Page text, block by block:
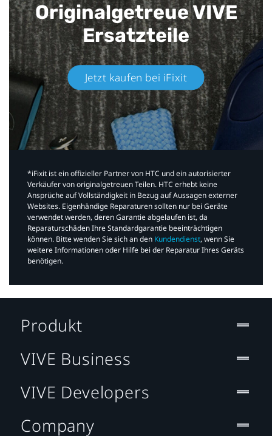
Originalgetreue VIVE
Ersatzteile
Jetzt kaufen bei iFixit​
*iFixit ist ein offizieller Partner von HTC und ein autorisierter
Verkäufer von originalgetreuen Teilen. HTC erhebt keine
Ansprüche auf Vollständigkeit in Bezug auf Aussagen externer
Websites. Eigenhändige Reparaturen sollten nur bei Geräte
verwendet werden, deren Garantie abgelaufen ist, da
Reparaturschäden Ihre Standardgarantie beeinträchtigen
können. Bitte wenden Sie sich an den Kundendienst, wenn Sie
weitere Informationen oder Hilfe bei der Reparatur Ihres Geräts
benötigen.​
Produkt
VIVE Business
VIVE Developers
Company